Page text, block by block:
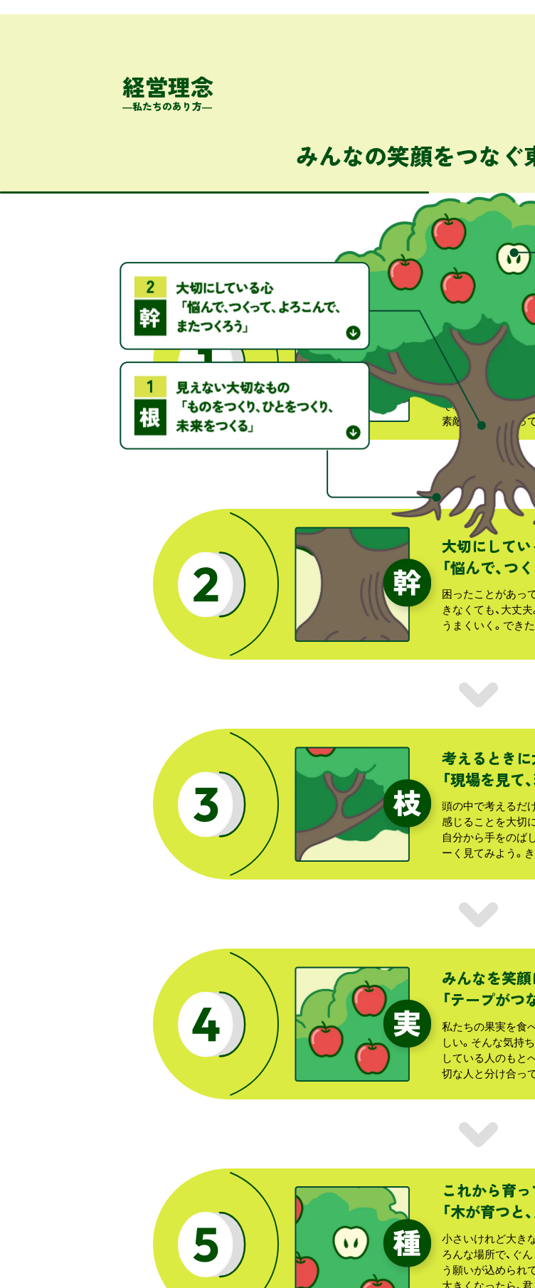
経営理念
―私たちのあり方―
みんなの笑顔をつなぐ
見えない大切
「ものをつく
根っこは目に見え
している。『誰か
と』。
それが、私たちが
素敵な未来がやっ
大切にして
「悩んで、つ
困ったことがあっ
きなくても、大丈
うまくいく。でき
考えるとき
「現場を見て
頭の中で考えるだ
感じることを大切
自分から手をのば
ーく見てみよう。
みんなを笑
「テープがつ
私たちの果実を食
しい。そんな気持
している人のもと
切な人と分け合っ
これから育
「木が育つと
小さいけれど大き
ろんな場所で、ぐ
う願いが込められ
大きくなったら、